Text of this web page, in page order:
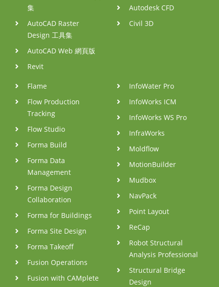
集
AutoCAD Raster
Design 工具集
AutoCAD Web 網頁版
Revit
Autodesk CFD
Civil 3D
Flame
Flow Production
Tracking
Flow Studio
Forma Build
Forma Data
Management
Forma Design
Collaboration
Forma for Buildings
Forma Site Design
Forma Takeoff
Fusion Operations
Fusion with CAMplete
InfoWater Pro
InfoWorks ICM
InfoWorks WS Pro
InfraWorks
Moldflow
MotionBuilder
Mudbox
NavPack
Point Layout
ReCap
Robot Structural
Analysis Professional
Structural Bridge
Design